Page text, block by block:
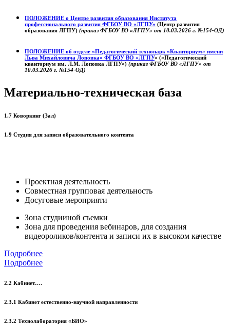
ПОЛОЖЕНИЕ о Центре развития образования Института
профессионального развития ФГБОУ ВО «ЛГПУ» (Центр развития
образования ЛГПУ) (приказ ФГБОУ ВО «ЛГПУ» от 10.03.2026 г. №154-ОД)
ПОЛОЖЕНИЕ об отделе «Педагогический технопарк «Кванториум» имени
Льва Михайловича Лоповка» ФГБОУ ВО «ЛГПУ» («Педагогический
кванториум им. Л.М. Лоповка ЛГПУ») (приказ ФГБОУ ВО «ЛГПУ» от
10.03.2026 г. №154-ОД)
Материально-техническая база
1.7 Коворкинг (Зал)
1.9 Студия для записи образовательного контента
Проектная деятельность
Совместная групповая деятельность
Досуговые мероприяти
Зона студииной съемки
Зона для проведения вебинаров, для создания
видеороликов/контента и записи их в высоком качестве
Подробнее
Подробнее
2.2 Кабинет….
2.3.1 Кабинет естественно-научной направленности
2.3.2 Технолаборатория «БИО»